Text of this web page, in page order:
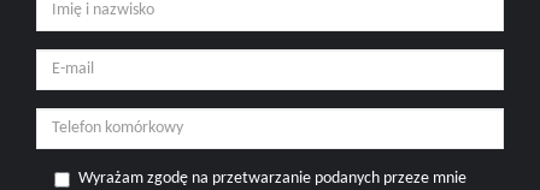
Wyrażam zgodę na przetwarzanie podanych przeze mnie